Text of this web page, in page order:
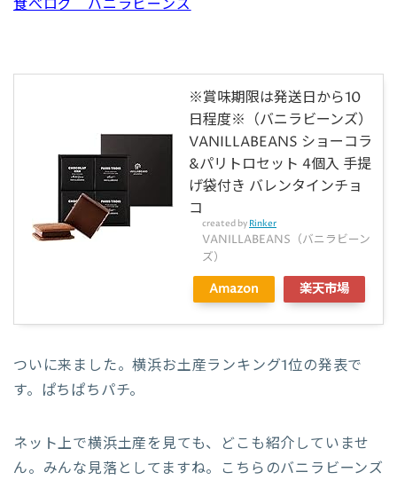
食べログ バニラビーンズ
※賞味期限は発送日から10
日程度※（バニラビーンズ）
VANILLABEANS ショーコラ
&パリトロセット 4個入 手提
げ袋付き バレンタインチョ
コ
created by Rinker
VANILLABEANS（バニラビーン
ズ）
Amazon 楽天市場
ついに来ました。横浜お土産ランキング1位の発表で
す。ぱちぱちパチ。
ネット上で横浜土産を見ても、どこも紹介していませ
ん。みんな見落としてますね。こちらのバニラビーンズ